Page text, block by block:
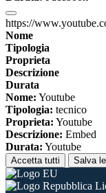
https://
Nome
Tipologia
Proprieta
Descrizione
Durata
Nome: Youtube
Tipologia: tecnico
Proprieta: Youtube
Descrizione: Embed
Durata: Youtube
Accetta tutti Salva